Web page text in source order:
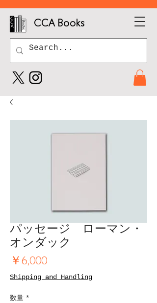
CCA Books
パッセージ ローマン・
オンダック
￥6,000価
格
Shipping and Handling
数量 *